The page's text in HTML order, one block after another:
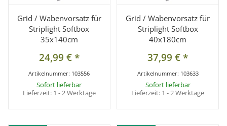
Grid / Wabenvorsatz für
Striplight Softbox
35x140cm
24,99 €*
Artikelnummer: 103556
Sofort lieferbar
Lieferzeit: 1 - 2 Werktage
Grid / Wabenvorsatz für
Striplight Softbox
40x180cm
37,99 €*
Artikelnummer: 103633
Sofort lieferbar
Lieferzeit: 1 - 2 Werktage